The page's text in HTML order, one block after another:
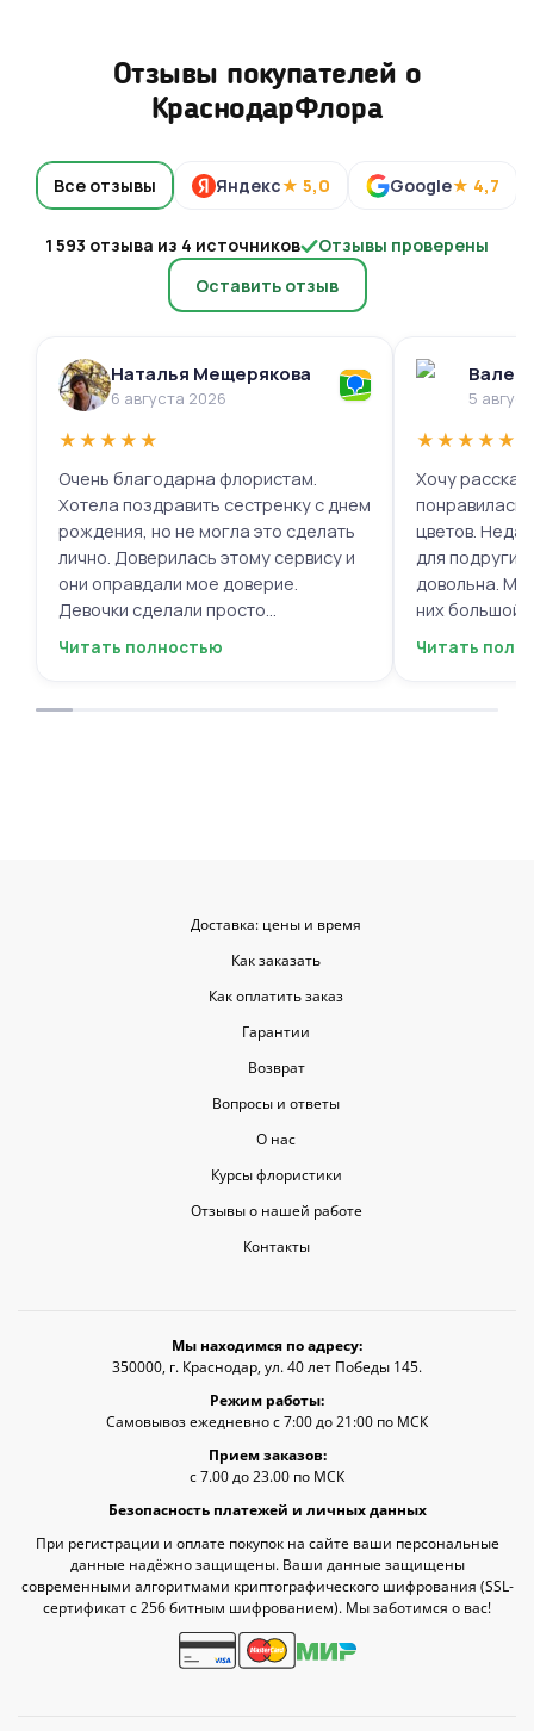
Отзывы покупателей о
КраснодарФлора
Все отзывы Яндекс★ 5,0 Google★ 4,7
1 593 отзыва из 4 источников
Отзывы проверены
Оставить отзыв
Наталья Мещерякова
6 августа 2026
★★★★★
Очень благодарна флористам.
Хотела поздравить сестренку с днем
рождения, но не могла это сделать
лично. Доверилась этому сервису и
они оправдали мое доверие.
Девочки сделали просто
фантастическую цветочную
для согласования. Все заботливо
Читать полностью
5
★★★★★
Хочу
понравилась
цветов.
для подруги,
довольна.
них большой
композиций,
Читать
Доставка: цены и время
Как заказать
Как оплатить заказ
Гарантии
Возврат
Вопросы и ответы
О нас
Курсы флористики
Отзывы о нашей работе
Контакты
Мы находимся по адресу:
350000, г. Краснодар, ул. 40 лет Победы 145.
Режим работы:
Самовывоз ежедневно с 7:00 до 21:00 по МСК
Прием заказов:
с 7.00 до 23.00 по МСК
Безопасность платежей и личных данных
При регистрации и оплате покупок на сайте ваши персональные
данные надёжно защищены. Ваши данные защищены
современными алгоритмами криптографического шифрования (SSL-
сертификат c 256 битным шифрованием). Мы заботимся о вас!